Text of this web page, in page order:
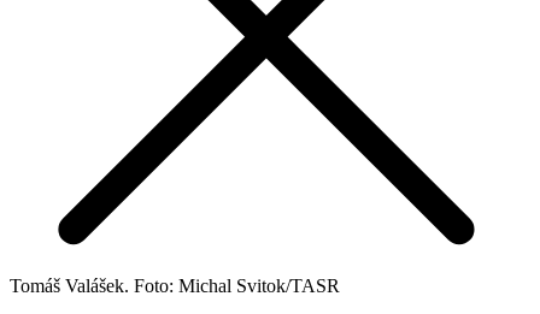
Tomáš Valášek. Foto: Michal Svitok/TASR